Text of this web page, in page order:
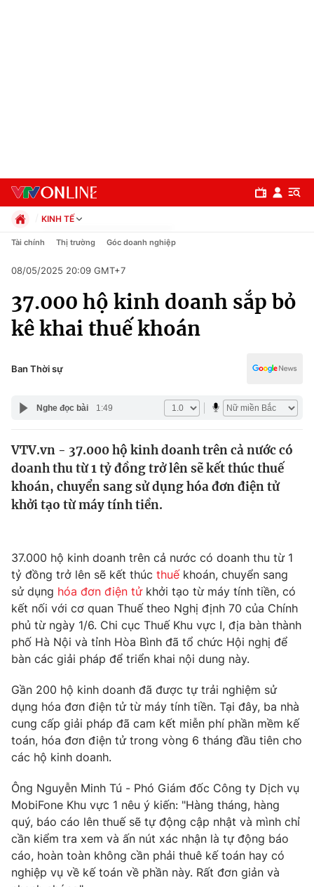
Chính trị
Pháp luật
Thế giới
Tin tức
Câu chuyện quốc tế
Tài chính
Thị trường
Góc doanh nghiệp
Dữ liệu và đời sống
Truyền hình
Phim VTV
Hậu trường
Nhân vật
Khán giả
Giải sao mai
Giải trí
Âm nhạc
Sao
Đời sống
Du lịch
Làm đẹp
Giáo dục
Tuyển sinh
Học trực tuyến
Công nghệ
Hitech Công nghệ tương lai
Sản phẩm
Thị trường
Tư vấn
Giao lưu trực tuyến
Lịch phát sóng
KINH TẾ
Chính trị
Pháp luật
Kinh tế
Thể thao
Truyền hình
Y tế
Công nghệ
Tài chính Thị trường Góc doanh nghiệp
08/05/2025 20:09 GMT+7
37.000 hộ kinh doanh sắp bỏ
kê khai thuế khoán
Ban Thời sự
Nghe đọc bài 1:49
VTV.vn - 37.000 hộ kinh doanh trên cả nước có
doanh thu từ 1 tỷ đồng trở lên sẽ kết thúc thuế
khoán, chuyển sang sử dụng hóa đơn điện tử
khởi tạo từ máy tính tiền.
37.000 hộ kinh doanh trên cả nước có doanh thu từ 1
tỷ đồng trở lên sẽ kết thúc thuếkhoán, chuyển sang
sử dụng hóa đơn điện tửkhởi tạo từ máy tính tiền, có
kết nối với cơ quan Thuế theo Nghị định 70 của Chính
phủ từ ngày 1/6. Chi cục Thuế Khu vực I, địa bàn thành
phố Hà Nội và tỉnh Hòa Bình đã tổ chức Hội nghị để
bàn các giải pháp để triển khai nội dung này.
Gần 200 hộ kinh doanh đã được tự trải nghiệm sử
dụng hóa đơn điện tử từ máy tính tiền. Tại đây, ba nhà
cung cấp giải pháp đã cam kết miễn phí phần mềm kế
toán, hóa đơn điện tử trong vòng 6 tháng đầu tiên cho
các hộ kinh doanh.
Ông Nguyễn Minh Tú - Phó Giám đốc Công ty Dịch vụ
MobiFone Khu vực 1 nêu ý kiến: "Hàng tháng, hàng
quý, báo cáo lên thuế sẽ tự động cập nhật và mình chỉ
cần kiểm tra xem và ấn nút xác nhận là tự động báo
cáo, hoàn toàn không cần phải thuê kế toán hay có
nghiệp vụ về kế toán về phần này. Rất đơn giản và